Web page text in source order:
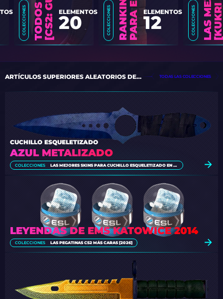
COLECCIONES
COLECCIONES ELEMENTOS
12
COLECCIONES ELEMENTOS
20
ARTÍCULOS SUPERIORES ALEATORIOS DE LAS COLECCIONES TODAS LAS COLECCIONES
AZUL METALIZADO
CUCHILLO ESQUELETIZADO
COLECCIONES LAS MEJORES SKINS PARA CUCHILLO ESQUELETIZADO EN CS2 [2026]
LEYENDAS DE EMS KATOWICE 2014
COLECCIONES LAS PEGATINAS CS2 MÁS CARAS [2026]